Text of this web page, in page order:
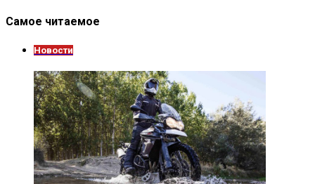
Самое читаемое
Новости